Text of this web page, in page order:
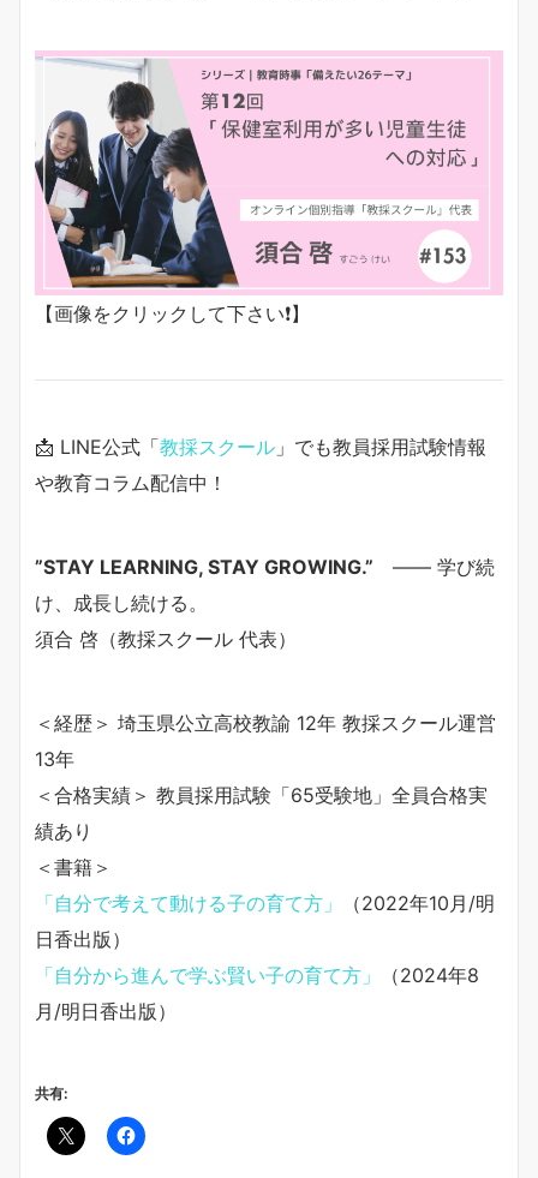
【画像をクリックして下さい❗️】
📩 LINE公式「教採スクール 」でも教員採用試験情報
や教育コラム配信中！
”STAY LEARNING, STAY GROWING.” —— 学び続
け、成長し続ける。
須合 啓（教採スクール 代表）
＜経歴＞ 埼玉県公立高校教諭 12年 教採スクール運営
13年
＜合格実績＞ 教員採用試験「65受験地」全員合格実
績あり
＜書籍＞
「自分で考えて動ける子の育て方」
（2022年10月/明
日香出版）
「自分から進んで学ぶ賢い子の育て方」
（2024年8
月/明日香出版）
共有: